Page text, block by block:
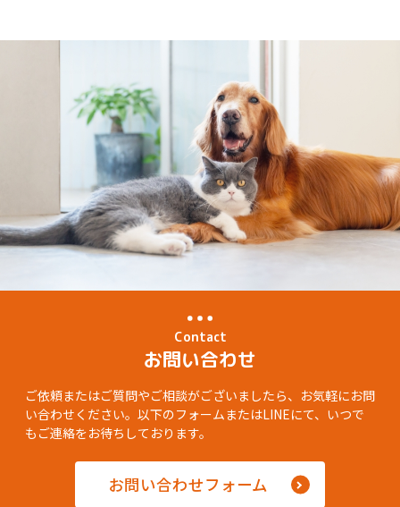
Contact
お問い合わせ
ご依頼またはご質問やご相談がございましたら、お気軽にお問
い合わせください。以下のフォームまたはLINEにて、いつで
もご連絡をお待ちしております。
お問い合わせフォーム